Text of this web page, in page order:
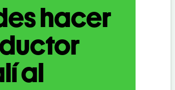
hacer
al